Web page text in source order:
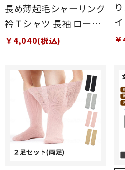
長め薄起毛シャーリング
衿Ｔシャツ 長袖 ローズ
M-Lサイズ
￥4,040(税込)